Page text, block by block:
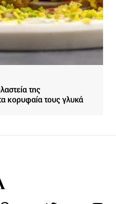
της
κορυφαία τους γλυκά